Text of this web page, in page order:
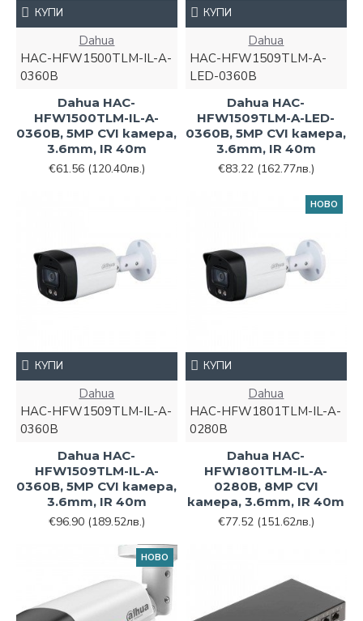
Dahua
HAC-HFW1500TLM-IL-A-
0360B
Dahua HAC-
HFW1500TLM-IL-A-
0360B, 5MP CVI камера,
3.6mm, IR 40m
€61.56 (120.40лв.)
КУПИ
Dahua
HAC-HFW1509TLM-A-
LED-0360B
Dahua HAC-
HFW1509TLM-A-LED-
0360B, 5MP CVI камера,
3.6mm, IR 40m
€83.22 (162.77лв.)
КУПИ
Dahua
HAC-HFW1509TLM-IL-A-
0360B
Dahua HAC-
HFW1509TLM-IL-A-
0360B, 5MP CVI камера,
3.6mm, IR 40m
€96.90 (189.52лв.)
КУПИ
НОВО
Dahua
HAC-HFW1801TLM-IL-A-
0280B
Dahua HAC-
HFW1801TLM-IL-A-
0280B, 8MP CVI
камера, 3.6mm, IR 40m
€77.52 (151.62лв.)
КУПИ
НОВО